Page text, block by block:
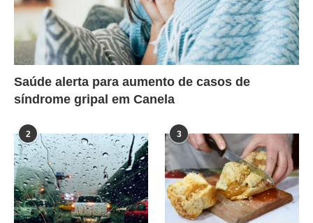
Saúde alerta para aumento de casos de
síndrome gripal em Canela
2 3